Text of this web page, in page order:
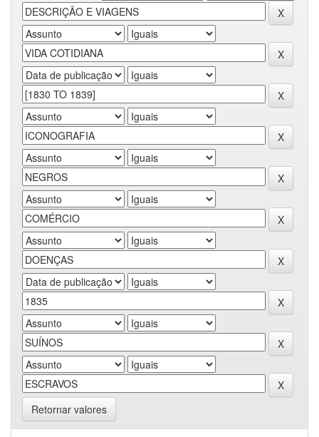
Retornar valores